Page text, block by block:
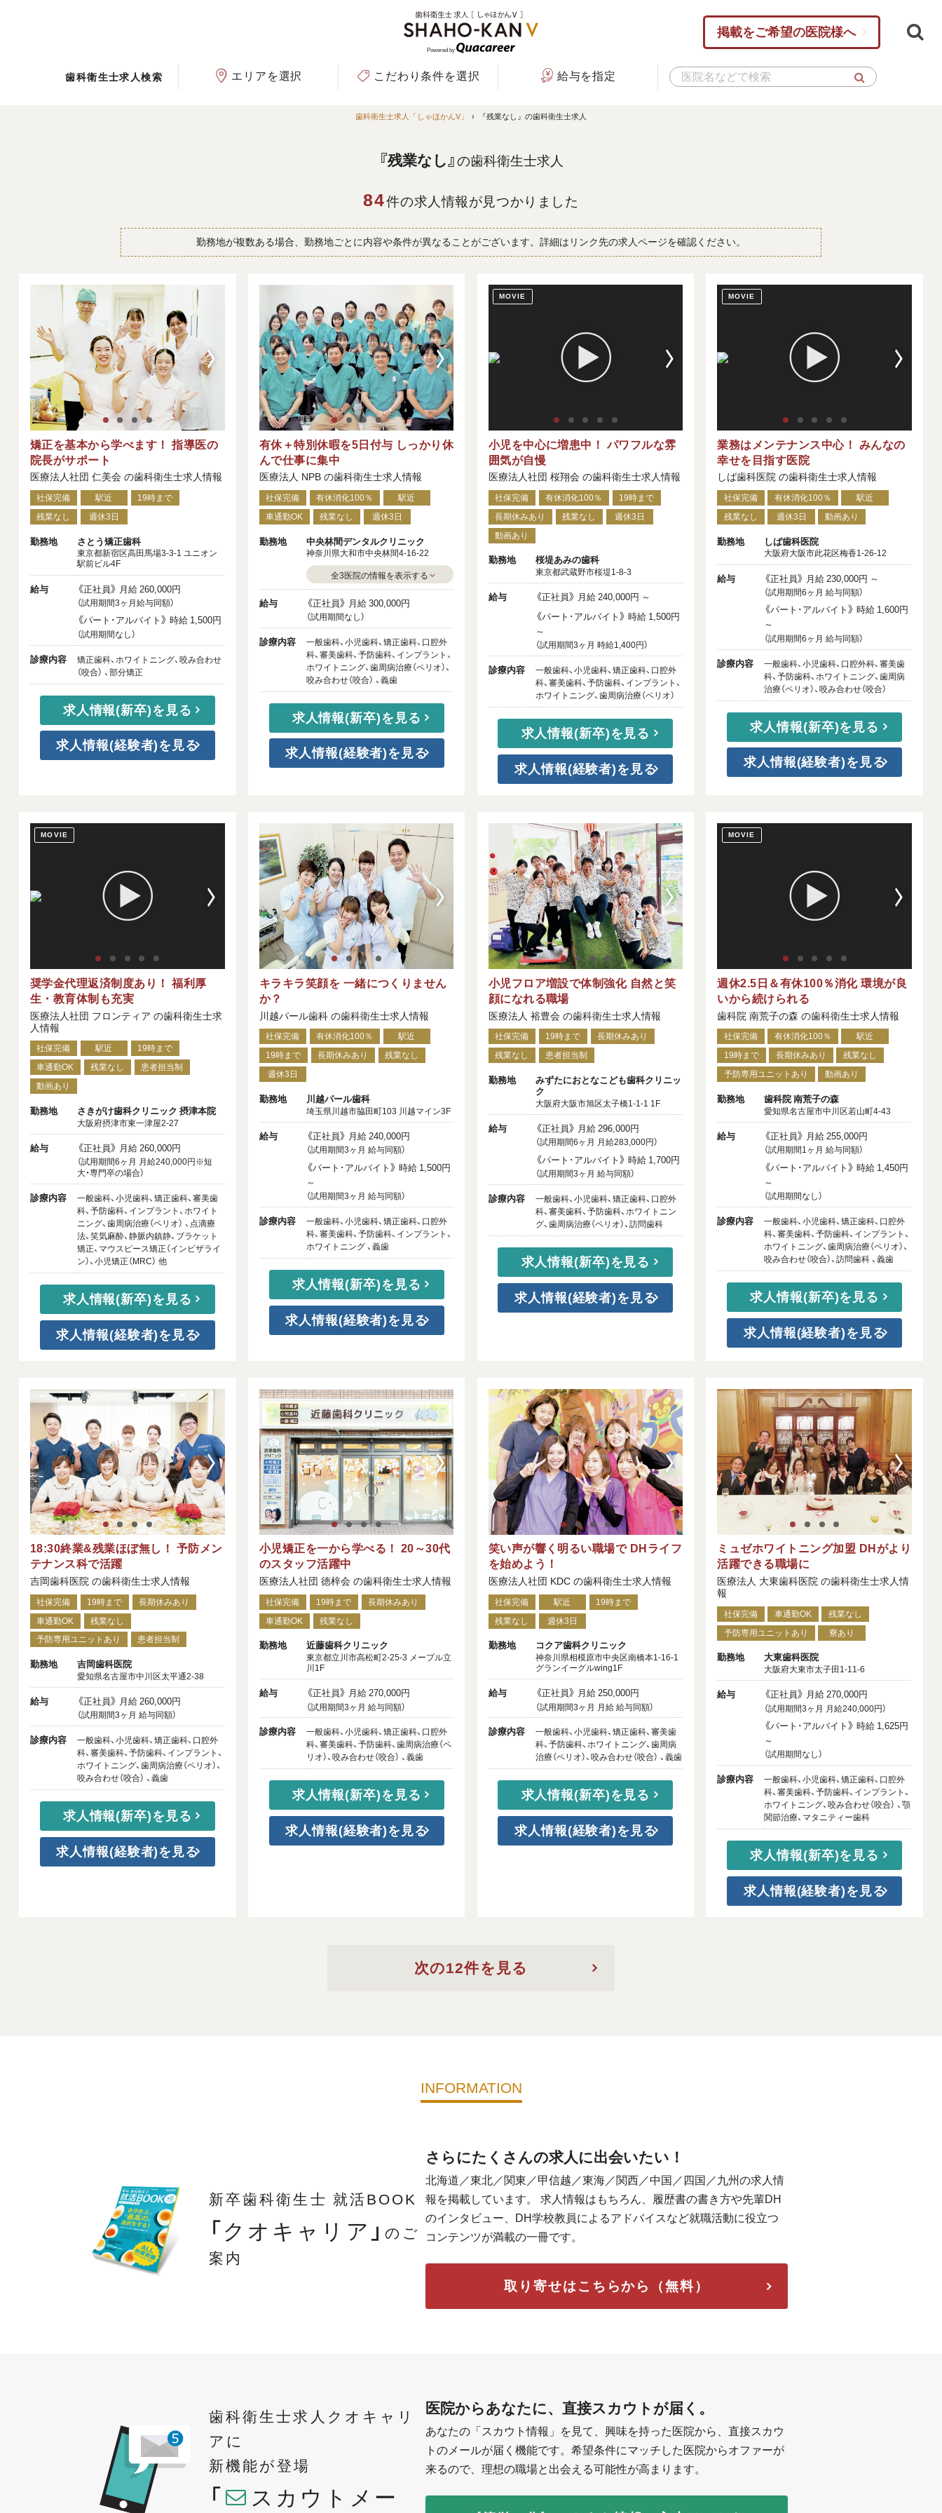
Powered by
掲載をご希望の医院様へ
歯科衛生士求人検索 エリアを選択 こだわり条件を選択 給与を指定
歯科衛生士求人「しゃほかんV」 › 『残業なし』の歯科衛生士求人
『残業なし』の歯科衛生士求人
84件の求人情報が見つかりました
勤務地が複数ある場合、勤務地ごとに内容や条件が異なることがございます。 詳細はリンク先の求人ページを確認ください。
矯正を基本から学べます！ 指導医の
院長がサポート
医療法人社団 仁美会 の歯科衛生士求人情報
社保完備 駅近
19時まで
残業なし
週休3日
勤務地 さとう矯正歯科
東京都新宿区高田馬場3-3-1 ユニオン
駅前ビル4F
給与 《正社員》 月給 260,000円
（試用期間3ヶ月給与同額）
《パート･アルバイト》 時給 1,500円
（試用期間なし）
診療内容
矯正歯科、ホワイトニング、咬み合わせ
（咬合） 、部分矯正
求人情報(新卒)を見る
求人情報(経験者)を見る
有休＋特別休暇を5日付与 しっかり休
んで仕事に集中
医療法人 NPB の歯科衛生士求人情報
社保完備 有休消化100％
駅近
車通勤OK
残業なし 週休3日
勤務地 中央林間デンタルクリニック
神奈川県大和市中央林間4-16-22
全3医院の情報を表示する
給与 《正社員》 月給 300,000円
（試用期間なし）
診療内容
一般歯科、小児歯科、矯正歯科、口腔外
科、審美歯科、予防歯科、インプラント、
ホワイトニング、歯周病治療（ペリオ）、
咬み合わせ（咬合） 、義歯
求人情報(新卒)を見る
求人情報(経験者)を見る
MOVIE
小児を中心に増患中！ パワフルな雰
囲気が自慢
医療法人社団 桜翔会 の歯科衛生士求人情報
社保完備 有休消化100％
19時まで
長期休みあり
残業なし
週休3日
動画あり
勤務地 桜堤あみの歯科
東京都武蔵野市桜堤1-8-3
給与
《正社員》 月給 240,000円 ～
《パート･アルバイト》 時給 1,500円
～
（試用期間3ヶ月 時給1,400円）
診療内容
一般歯科、小児歯科、矯正歯科、口腔外
科、審美歯科、予防歯科、インプラント、
ホワイトニング、歯周病治療（ペリオ）
求人情報(新卒)を見る
求人情報(経験者)を見る
MOVIE
業務はメンテナンス中心！ みんなの
幸せを目指す医院
しば歯科医院 の歯科衛生士求人情報
社保完備 有休消化100％
駅近
残業なし
週休3日 動画あり
勤務地 しば歯科医院
大阪府大阪市此花区梅香1-26-12
給与 《正社員》 月給 230,000円 ～
（試用期間6ヶ月 給与同額）
《パート･アルバイト》 時給 1,600円
～
（試用期間6ヶ月 給与同額）
診療内容
一般歯科、小児歯科、口腔外科、審美歯
科、予防歯科、ホワイトニング、歯周病
治療（ペリオ）、咬み合わせ（咬合）
求人情報(新卒)を見る
求人情報(経験者)を見る
MOVIE
奨学金代理返済制度あり！ 福利厚
生・教育体制も充実
医療法人社団 フロンティア の歯科衛生士求
人情報
社保完備 駅近
19時まで
車通勤OK
残業なし
患者担当制
動画あり
勤務地 さきがけ歯科クリニック 摂津本院
大阪府摂津市東一津屋2-27
給与 《正社員》 月給 260,000円
（試用期間6ヶ月 月給240,000円※短
大・専門卒の場合）
診療内容
一般歯科、小児歯科、矯正歯科、審美歯
科、予防歯科、インプラント、ホワイト
ニング、歯周病治療（ペリオ） 、点滴療
法、笑気麻酔、静脈内鎮静、ブラケット
矯正、マウスピース矯正（インビザライ
ン）、小児矯正（MRC） 他
求人情報(新卒)を見る
求人情報(経験者)を見る
キラキラ笑顔を 一緒につくりません
か？
川越パール歯科 の歯科衛生士求人情報
社保完備 有休消化100％
駅近
19時まで
長期休みあり
残業なし
週休3日
勤務地 川越パール歯科
埼玉県川越市脇田町103 川越マイン3F
給与 《正社員》 月給 240,000円
（試用期間3ヶ月 給与同額）
《パート･アルバイト》 時給 1,500円
～
（試用期間3ヶ月 給与同額）
診療内容
一般歯科、小児歯科、矯正歯科、口腔外
科、審美歯科、予防歯科、インプラント、
ホワイトニング 、義歯
求人情報(新卒)を見る
求人情報(経験者)を見る
小児フロア増設で体制強化 自然と笑
顔になれる職場
医療法人 裕豊会 の歯科衛生士求人情報
社保完備 19時まで
長期休みあり
残業なし
患者担当制
勤務地
みずたにおとなこども歯科クリニッ
ク
大阪府大阪市旭区太子橋1-1-1 1F
給与 《正社員》 月給 296,000円
（試用期間6ヶ月 月給283,000円）
《パート･アルバイト》 時給 1,700円
（試用期間3ヶ月 給与同額）
診療内容
一般歯科、小児歯科、矯正歯科、口腔外
科、審美歯科、予防歯科、ホワイトニン
グ、歯周病治療（ペリオ）、訪問歯科
求人情報(新卒)を見る
求人情報(経験者)を見る
MOVIE
週休2.5日＆有休100％消化 環境が良
いから続けられる
歯科院 南荒子の森 の歯科衛生士求人情報
社保完備 有休消化100％
駅近
19時まで
長期休みあり
残業なし
予防専用ユニットあり
動画あり
勤務地 歯科院 南荒子の森
愛知県名古屋市中川区若山町4-43
給与 《正社員》 月給 255,000円
（試用期間1ヶ月 給与同額）
《パート･アルバイト》 時給 1,450円
～
（試用期間なし）
診療内容
一般歯科、小児歯科、矯正歯科、口腔外
科、審美歯科、予防歯科、インプラント、
ホワイトニング、歯周病治療（ペリオ）、
咬み合わせ（咬合）、訪問歯科 、義歯
求人情報(新卒)を見る
求人情報(経験者)を見る
18:30終業&残業ほぼ無し！ 予防メン
テナンス科で活躍
吉岡歯科医院 の歯科衛生士求人情報
社保完備 19時まで
長期休みあり
車通勤OK
残業なし
予防専用ユニットあり
患者担当制
勤務地 吉岡歯科医院
愛知県名古屋市中川区太平通2-38
給与 《正社員》 月給 260,000円
（試用期間3ヶ月 給与同額）
診療内容
一般歯科、小児歯科、矯正歯科、口腔外
科、審美歯科、予防歯科、インプラント、
ホワイトニング、歯周病治療（ペリオ）、
咬み合わせ（咬合） 、義歯
求人情報(新卒)を見る
求人情報(経験者)を見る
小児矯正を一から学べる！ 20～30代
のスタッフ活躍中
医療法人社団 徳梓会 の歯科衛生士求人情報
社保完備 19時まで
長期休みあり
車通勤OK
残業なし
勤務地 近藤歯科クリニック
東京都立川市高松町2-25-3 メープル立
川1F
給与 《正社員》 月給 270,000円
（試用期間3ヶ月 給与同額）
診療内容
一般歯科、小児歯科、矯正歯科、口腔外
科、審美歯科、予防歯科、歯周病治療（ペ
リオ）、咬み合わせ（咬合） 、義歯
求人情報(新卒)を見る
求人情報(経験者)を見る
笑い声が響く明るい職場で DHライフ
を始めよう！
医療法人社団 KDC の歯科衛生士求人情報
社保完備 駅近
19時まで
残業なし
週休3日
勤務地 コクア歯科クリニック
神奈川県相模原市中央区南橋本1-16-1
グランイーグルwing1F
給与 《正社員》 月給 250,000円
（試用期間3ヶ月 月給 給与同額）
診療内容
一般歯科、小児歯科、矯正歯科、審美歯
科、予防歯科、ホワイトニング、歯周病
治療（ペリオ）、咬み合わせ（咬合） 、義歯
求人情報(新卒)を見る
求人情報(経験者)を見る
ミュゼホワイトニング加盟 DHがより
活躍できる職場に
医療法人 大東歯科医院 の歯科衛生士求人情
報
社保完備 車通勤OK
残業なし
予防専用ユニットあり
寮あり
勤務地 大東歯科医院
大阪府大東市太子田1-11-6
給与 《正社員》 月給 270,000円
（試用期間3ヶ月 月給240,000円）
《パート･アルバイト》 時給 1,625円
～
（試用期間なし）
診療内容
一般歯科、小児歯科、矯正歯科、口腔外
科、審美歯科、予防歯科、インプラント、
ホワイトニング、咬み合わせ（咬合） 、顎
関節治療、マタニティー歯科
求人情報(新卒)を見る
求人情報(経験者)を見る
次の12件を見る
INFORMATION
新卒歯科衛生士 就活BOOK
「クオキャリア」 のご
案内
さらにたくさんの求人に出会いたい！
北海道／東北／関東／甲信越／東海／関西／中国／四国／九州の求人情
報を掲載しています。 求人情報はもちろん、履歴書の書き方や先輩DH
のインタビュー、DH学校教員によるアドバイスなど就職活動に役立つ
コンテンツが満載の一冊です。
取り寄せはこちらから（無料）
歯科衛生士求人クオキャリ
アに
新機能が登場
「 スカウトメー
医院からあなたに、直接スカウトが届く。
あなたの「スカウト情報」を見て、興味を持った医院から、直接スカウ
トのメールが届く機能です。希望条件にマッチした医院からオファーが
来るので、理想の職場と出会える可能性が高まります。